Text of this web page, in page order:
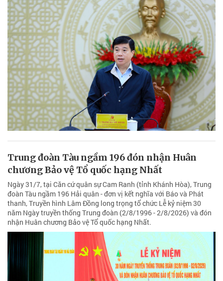
Trung đoàn Tàu ngầm 196 đón nhận Huân
chương Bảo vệ Tổ quốc hạng Nhất
Ngày 31/7, tại Căn cứ quân sự Cam Ranh (tỉnh Khánh Hòa), Trung
đoàn Tàu ngầm 196 Hải quân - đơn vị kết nghĩa với Báo và Phát
thanh, Truyền hình Lâm Đồng long trọng tổ chức Lễ kỷ niệm 30
năm Ngày truyền thống Trung đoàn (2/8/1996 - 2/8/2026) và đón
nhận Huân chương Bảo vệ Tổ quốc hạng Nhất.